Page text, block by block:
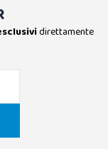
direttamente